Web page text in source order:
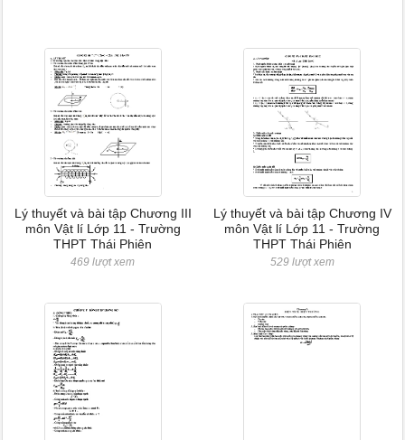
Lý thuyết và bài tập Chương III
môn Vật lí Lớp 11 - Trường
THPT Thái Phiên
469 lượt xem
Lý thuyết và bài tập Chương IV
môn Vật lí Lớp 11 - Trường
THPT Thái Phiên
529 lượt xem